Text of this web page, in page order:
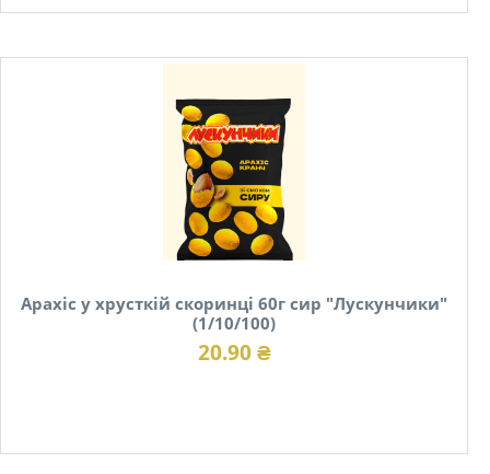
Арахіс у хрусткій скоринці 60г сир "Лускунчики"
(1/10/100)
20.90 ₴